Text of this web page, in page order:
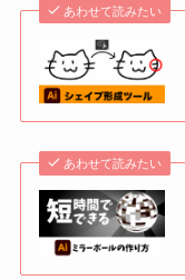
あわせて読みたい
あわせて読みたい